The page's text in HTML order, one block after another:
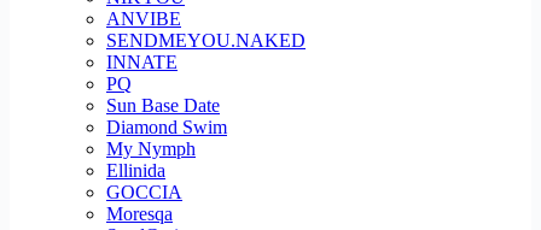
ANVIBE
SENDMEYOU.NAKED
INNATE
PQ
Sun Base Date
Diamond Swim
My Nymph
Ellinida
GOCCIA
Moresqa